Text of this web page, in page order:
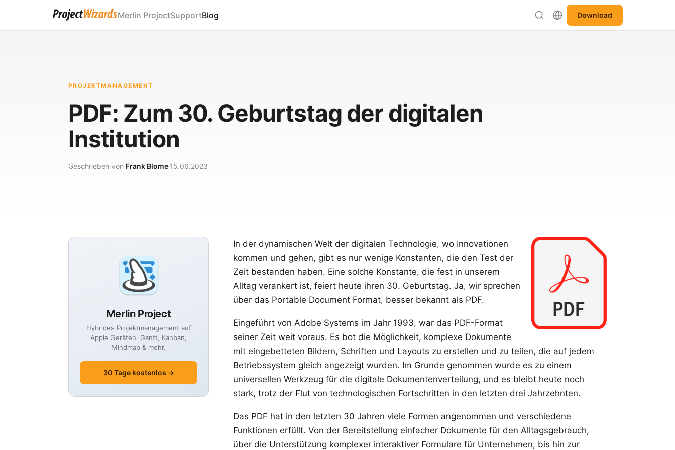
Merlin ProjectSupportBlog Download
PROJEKTMANAGEMENT
PDF: Zum 30. Geburtstag der digitalen
Institution
Geschrieben von Frank Blome 15.06.2023
Merlin Project
Hybrides Projektmanagement auf
Apple Geräten. Gantt, Kanban,
Mindmap & mehr.
30 Tage kostenlos →
In der dynamischen Welt der digitalen Technologie, wo Innovationen
kommen und gehen, gibt es nur wenige Konstanten, die den Test der
Zeit bestanden haben. Eine solche Konstante, die fest in unserem
Alltag verankert ist, feiert heute ihren 30. Geburtstag. Ja, wir sprechen
über das Portable Document Format, besser bekannt als PDF.
Eingeführt von Adobe Systems im Jahr 1993, war das PDF-Format
seiner Zeit weit voraus. Es bot die Möglichkeit, komplexe Dokumente
mit eingebetteten Bildern, Schriften und Layouts zu erstellen und zu teilen, die auf jedem
Betriebssystem gleich angezeigt wurden. Im Grunde genommen wurde es zu einem
universellen Werkzeug für die digitale Dokumentenverteilung, und es bleibt heute noch
stark, trotz der Flut von technologischen Fortschritten in den letzten drei Jahrzehnten.
Das PDF hat in den letzten 30 Jahren viele Formen angenommen und verschiedene
Funktionen erfüllt. Von der Bereitstellung einfacher Dokumente für den Alltagsgebrauch,
über die Unterstützung komplexer interaktiver Formulare für Unternehmen, bis hin zur